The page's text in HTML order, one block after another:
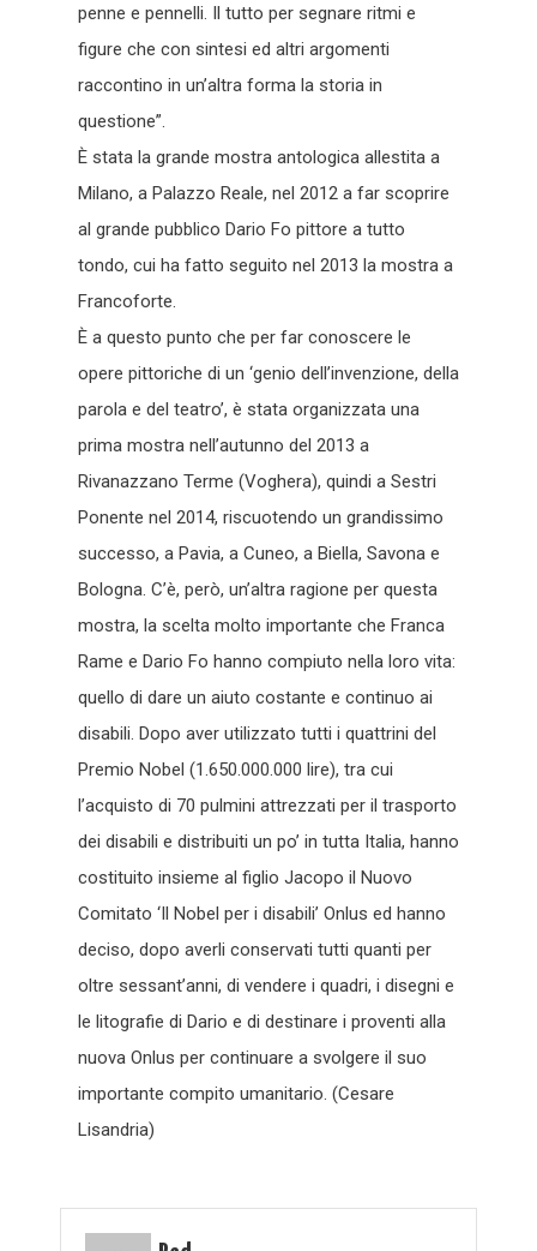
penne e pennelli. Il tutto per segnare ritmi e
figure che con sintesi ed altri argomenti
raccontino in un’altra forma la storia in
questione”.
È stata la grande mostra antologica allestita a
Milano, a Palazzo Reale, nel 2012 a far scoprire
al grande pubblico Dario Fo pittore a tutto
tondo, cui ha fatto seguito nel 2013 la mostra a
Francoforte.
È a questo punto che per far conoscere le
opere pittoriche di un ‘genio dell’invenzione, della
parola e del teatro’, è stata organizzata una
prima mostra nell’autunno del 2013 a
Rivanazzano Terme (Voghera), quindi a Sestri
Ponente nel 2014, riscuotendo un grandissimo
successo, a Pavia, a Cuneo, a Biella, Savona e
Bologna. C’è, però, un’altra ragione per questa
mostra, la scelta molto importante che Franca
Rame e Dario Fo hanno compiuto nella loro vita:
quello di dare un aiuto costante e continuo ai
disabili. Dopo aver utilizzato tutti i quattrini del
Premio Nobel (1.650.000.000 lire), tra cui
l’acquisto di 70 pulmini attrezzati per il trasporto
dei disabili e distribuiti un po’ in tutta Italia, hanno
costituito insieme al figlio Jacopo il Nuovo
Comitato ‘Il Nobel per i disabili’ Onlus ed hanno
deciso, dopo averli conservati tutti quanti per
oltre sessant’anni, di vendere i quadri, i disegni e
le litografie di Dario e di destinare i proventi alla
nuova Onlus per continuare a svolgere il suo
importante compito umanitario. (Cesare
Lisandria)